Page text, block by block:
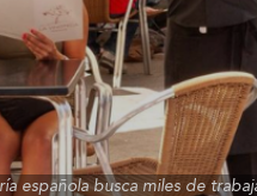
española busca miles de